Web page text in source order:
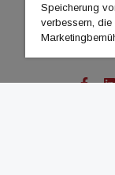
Speicherung
verbessern,